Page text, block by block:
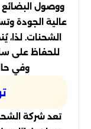
ووصول
عالية الجودة
الشحنات.
للحفاظ على
وفي
تعد شركة